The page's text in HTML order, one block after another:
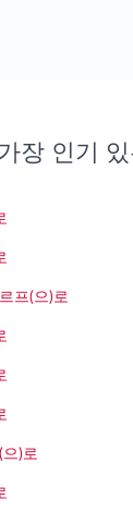
장 인기
프(으)로
)로